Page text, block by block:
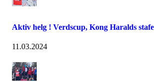
Aktiv helg ! Verdscup, Kong Haralds
11.03.2024